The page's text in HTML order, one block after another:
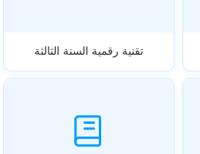
تقنية رقمية السنة الثالثة